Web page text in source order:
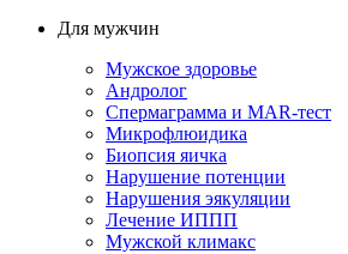
Для мужчин
Мужское здоровье
Андролог
Спермаграмма и МАR-тест
Микрофлюидика
Биопсия яичка
Нарушение потенции
Нарушения эякуляции
Лечение ИППП
Мужской климакс